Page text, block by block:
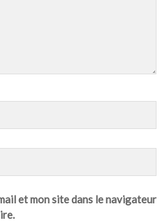
et mon site dans le navigateur